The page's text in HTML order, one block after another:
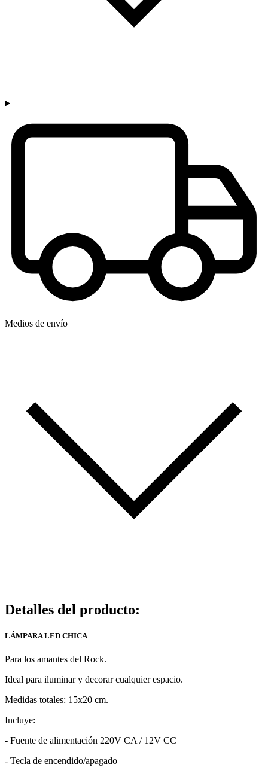
Medios de envío
Detalles del producto:
LÁMPARA LED CHICA
Para los amantes del Rock.
Ideal para iluminar y decorar cualquier espacio.
Medidas totales: 15x20 cm.
Incluye: ​
- Fuente de alimentación 220V CA / 12V CC
- Tecla de encendido/apagado